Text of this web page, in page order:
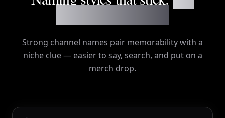
Strong channel names pair memorability with a
niche clue — easier to say, search, and put on a
merch drop.